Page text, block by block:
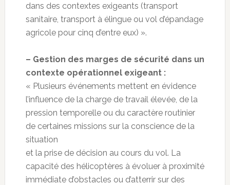
dans des contextes exigeants (transport
sanitaire, transport à élingue ou vol d’épandage
agricole pour cinq d’entre eux) ».
– Gestion des marges de sécurité dans un
contexte opérationnel exigeant :
« Plusieurs événements mettent en évidence
l’influence de la charge de travail élevée, de la
pression temporelle ou du caractère routinier
de certaines missions sur la conscience de la
situation
et la prise de décision au cours du vol. La
capacité des hélicoptères à évoluer à proximité
immédiate d’obstacles ou d’atterrir sur des